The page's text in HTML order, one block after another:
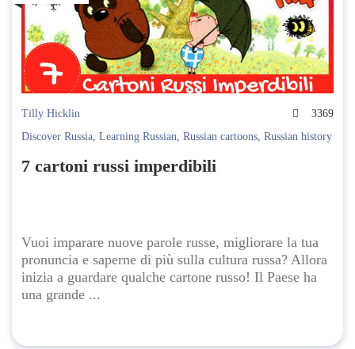
Tilly Hicklin
3369
Discover Russia, Learning Russian, Russian cartoons, Russian history
7 cartoni russi imperdibili
Vuoi imparare nuove parole russe, migliorare la tua
pronuncia e saperne di più sulla cultura russa? Allora
inizia a guardare qualche cartone russo! Il Paese ha
una grande ...